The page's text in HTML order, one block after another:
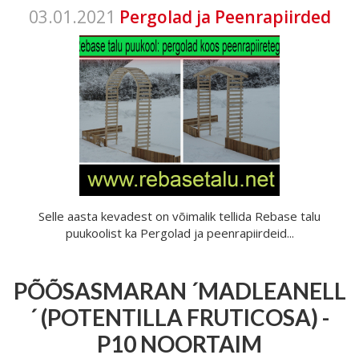
03.01.2021 Pergolad ja Peenrapiirded
Selle aasta kevadest on võimalik tellida Rebase talu
puukoolist ka Pergolad ja peenrapiirdeid...
PÕÕSASMARAN ´MADLEANELL
´ (POTENTILLA FRUTICOSA) -
P10 NOORTAIM